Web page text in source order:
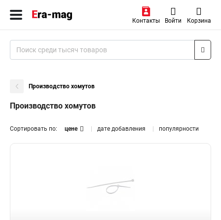
Контакты Войти Корзина
Производство хомутов
Производство хомутов
Сортировать по: цене дате добавления популярности